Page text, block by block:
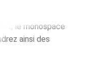
le monospace
ainsi des